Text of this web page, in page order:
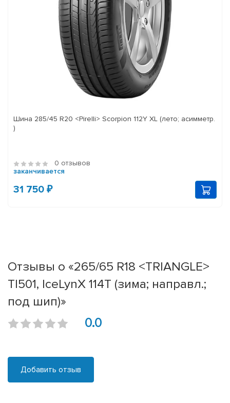
Шина 285/45 R20 <Pirelli> Scorpion 112Y XL (лето; асимметр.
)
0 отзывов
заканчивается
31 750 ₽
Отзывы о «265/65 R18 <TRIANGLE>
TI501, IceLynX 114T (зима; направл.;
под шип)»
0.0
Добавить отзыв